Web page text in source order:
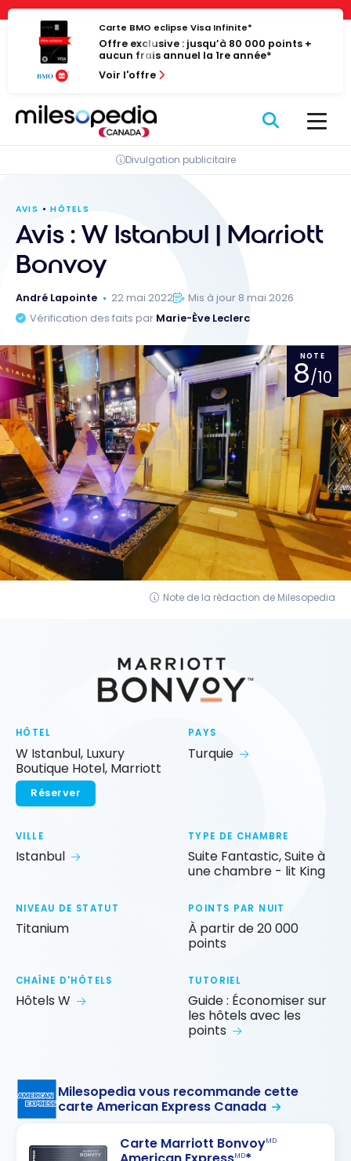
Panneau de gestion des cookies
Passer
contenu
Carte BMO eclipse Visa Infinite*
Offre exclusive : jusqu’à 80 000 points +
aucun frais annuel la 1re année*
Voir l'offre
Divulgation publicitaire
AVIS HÔTELS
Avis : W Istanbul | Marriott
Bonvoy
André Lapointe 22 mai 2022
Mis à jour 8 mai 2026
Vérification des faits par Marie-Ève Leclerc
NOTE
8/10
Note de la rédaction de Milesopedia
HÔTEL
W Istanbul, Luxury
Boutique Hotel, Marriott
Réserver
PAYS
Turquie
VILLE
Istanbul
TYPE DE CHAMBRE
Suite Fantastic, Suite à
une chambre - lit King
NIVEAU DE STATUT
Titanium
POINTS PAR NUIT
À partir de 20 000
points
CHAÎNE D'HÔTELS
Hôtels W
TUTORIEL
Guide : Économiser sur
les hôtels avec les
points
Milesopedia vous recommande cette
carte American Express Canada
Carte Marriott BonvoyMD
MD